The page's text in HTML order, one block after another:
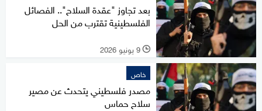
بعد تجاوز "عقدة السلاح".. الفصائل
الفلسطينية تقترب من الحل
l 9 يونيو 2026
خاص
مصدر فلسطيني يتحدث عن مصير
سلاح حماس